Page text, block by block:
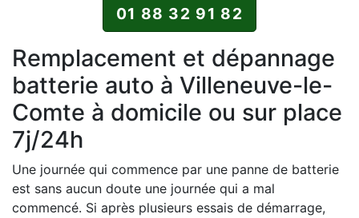
01 88 32 91 82
Remplacement et dépannage
batterie auto à Villeneuve-le-
Comte à domicile ou sur place
7j/24h
Une journée qui commence par une panne de batterie
est sans aucun doute une journée qui a mal
commencé. Si après plusieurs essais de démarrage,